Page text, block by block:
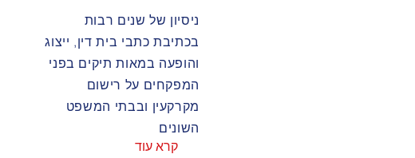
ניסיון של שנים רבות
בכתיבת כתבי בית דין, ייצוג
והופעה במאות תיקים בפני
המפקחים על רישום
מקרקעין ובבתי המשפט
השונים
קרא עוד